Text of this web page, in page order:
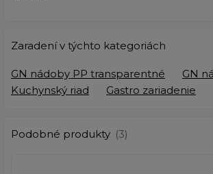
Zaradení v týchto kategoriách
GN nádoby PP transparentné
GN
Kuchynský riad
Gastro zariadenie
Podobné produkty (3)